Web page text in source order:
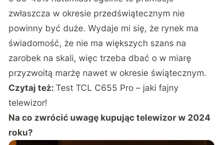
zwłaszcza w okresie przedświątecznym nie
powinny być duże. Wydaje mi się, że rynek ma
świadomość, że nie ma większych szans na
zarobek na skali, więc trzeba dbać o w miarę
przyzwoitą marżę nawet w okresie świątecznym.
Czytaj też:Test TCL C655 Pro – jaki fajny
telewizor!
Na co zwrócić uwagę kupując telewizor w 2024
roku?